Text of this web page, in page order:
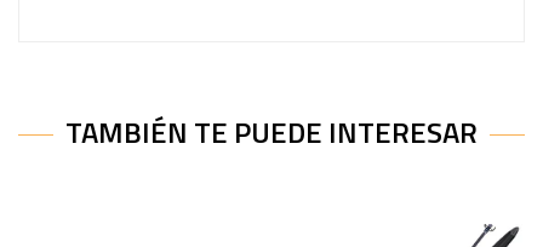
TAMBIÉN TE PUEDE INTERESAR